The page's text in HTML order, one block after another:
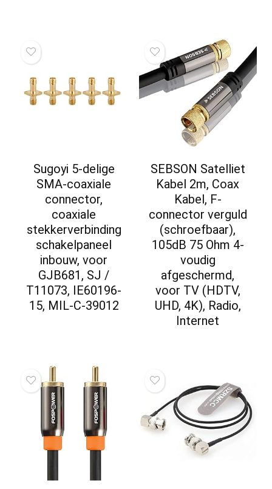
Sugoyi 5-delige
SMA-coaxiale
connector,
coaxiale
stekkerverbinding
schakelpaneel
inbouw, voor
GJB681, SJ /
T11073, IE60196-
15, MIL-C-39012
SEBSON Satelliet
Kabel 2m, Coax
Kabel, F-
connector verguld
(schroefbaar),
105dB 75 Ohm 4-
voudig
afgeschermd,
voor TV (HDTV,
UHD, 4K), Radio,
Internet